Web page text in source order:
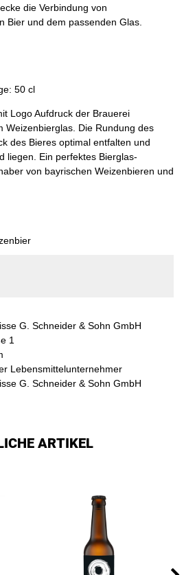
die Verbindung von
Bier und dem passenden Glas.
50 cl
Logo Aufdruck der Brauerei
Weizenbierglas. Die Rundung des
des Bieres optimal entfalten und
liegen. Ein perfektes Bierglas-
von bayrischen Weizenbieren und
G. Schneider & Sohn GmbH
1
Lebensmittelunternehmer
G. Schneider & Sohn GmbH
ARTIKEL